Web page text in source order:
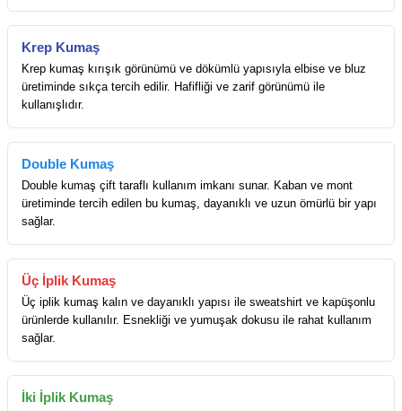
Krep Kumaş
Krep kumaş kırışık görünümü ve dökümlü yapısıyla elbise ve bluz
üretiminde sıkça tercih edilir. Hafifliği ve zarif görünümü ile
kullanışlıdır.
Double Kumaş
Double kumaş çift taraflı kullanım imkanı sunar. Kaban ve mont
üretiminde tercih edilen bu kumaş, dayanıklı ve uzun ömürlü bir yapı
sağlar.
Üç İplik Kumaş
Üç iplik kumaş kalın ve dayanıklı yapısı ile sweatshirt ve kapüşonlu
ürünlerde kullanılır. Esnekliği ve yumuşak dokusu ile rahat kullanım
sağlar.
İki İplik Kumaş